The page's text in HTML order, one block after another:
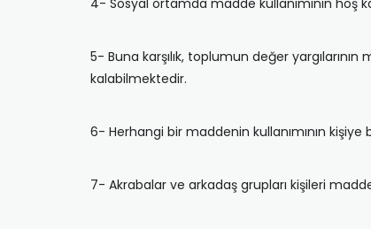
4- Sosyal ortamda madde kullanımının hoş
5- Buna karşılık, toplumun değer
kalabilmektedir.
6- Herhangi bir maddenin kullanımının kişiye
7- Akrabalar ve arkadaş grupları kişileri